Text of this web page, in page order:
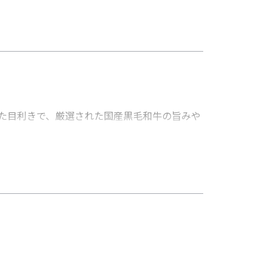
利きで、厳選された国産黒毛和牛の旨みや